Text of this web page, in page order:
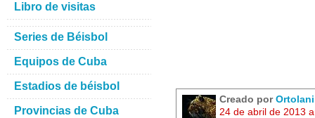
Creado por
24 de abril de 2013
Libro de visitas
Series de Béisbol
Equipos de Cuba
Estadios de béisbol
Provincias de Cuba